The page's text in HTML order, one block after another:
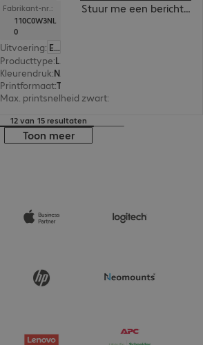
Fabrikant-nr.:
110C0W3NL
0
Uitvoering: Europa
Producttype:
Kleurendruk: Nee
Printformaat: Tot max. A4
Max. printsnelheid zwart:
Stuur me een bericht
12 van 15 resultaten
Toon meer